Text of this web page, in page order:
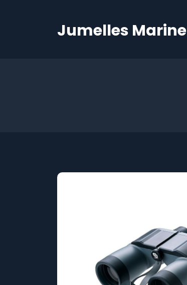
Jumelles Marine